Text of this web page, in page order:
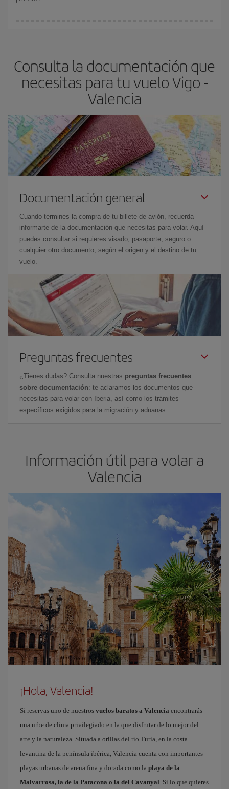
avión más baratos te saldrán. Además, si buscas los vuelos con
las fechas y los horarios del viaje un poco abiertos, podráselegir
el precio más barato.
Consulta la documentación que
necesitas para tu vuelo Vigo -
Valencia
Documentación general
Cuando termines la compra de tu billete de avión, recuerda
informarte de la documentación que necesitas para volar. Aquí
puedes consultar si requieres visado, pasaporte, seguro o
cualquier otro documento, según el origen y el destino de tu
vuelo.
Preguntas frecuentes
¿Tienes dudas? Consulta nuestras preguntas frecuentes
sobre documentación: te aclaramos los documentos que
necesitas para volar con Iberia, así como los trámites
específicos exigidos para la migración y aduanas.
Información útil para volar a
Valencia
¡Hola, Valencia!
Si reservas uno de nuestros vuelos baratos a Valencia encontrarás
una urbe de clima privilegiado en la que disfrutar de lo mejor del
arte y la naturaleza. Situada a orillas del río Turia, en la costa
levantina de la península ibérica, Valencia cuenta con importantes
playas urbanas de arena fina y dorada como la playa de la
Malvarrosa, la de la Patacona o la del Cavanyal. Si lo que quieres